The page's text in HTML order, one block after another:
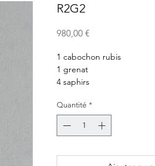
R2G2
980,00 €Prix
1 cabochon rubis
1 grenat
4 saphirs
2 aigues marines
Quantité *